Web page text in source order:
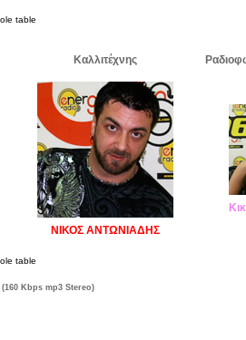
Καλλιτέχνης
ΝΙΚΟΣ ΑΝΤΩΝΙΑΔΗΣ
(160 Kbps mp3 Stereo)